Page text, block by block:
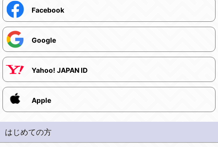
Facebook
Google
Yahoo! JAPAN ID
Apple
はじめての方